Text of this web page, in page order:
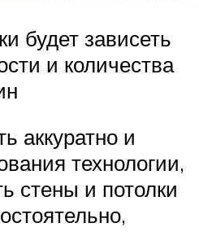
будет зависеть
и количества
аккуратно и
технологии,
стены и потолки